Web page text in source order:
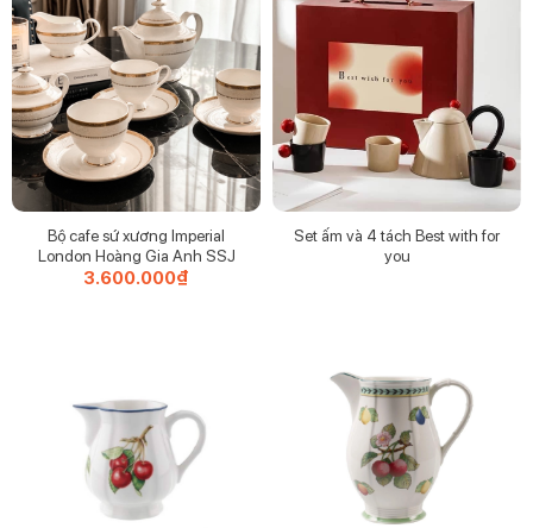
Bộ cafe sứ xương Imperial
London Hoàng Gia Anh SSJ
3.600.000₫
Set ấm và 4 tách Best with for
you